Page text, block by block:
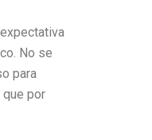
No se
para
por